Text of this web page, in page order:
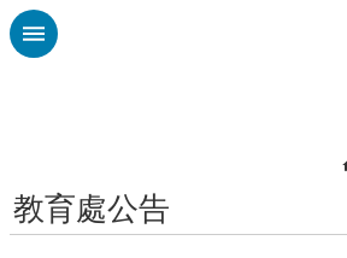
跳到主要內容區塊
認
教育處公告